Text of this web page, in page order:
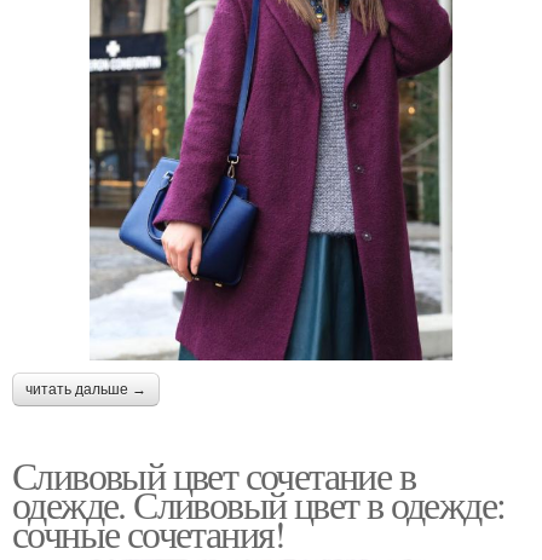
читать дальше →
Сливовый цвет сочетание в
одежде. Сливовый цвет в одежде:
сочные сочетания!